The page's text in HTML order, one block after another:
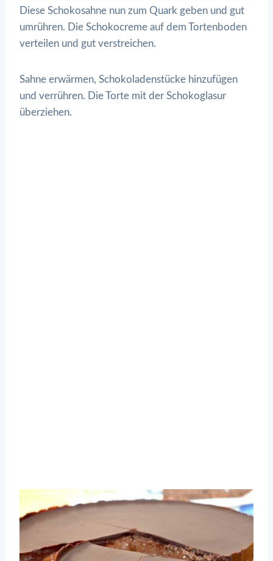
Diese Schokosahne nun zum Quark geben und gut
umrühren. Die Schokocreme auf dem Tortenboden
verteilen und gut verstreichen.
Sahne erwärmen, Schokoladenstücke hinzufügen
und verrühren. Die Torte mit der Schokoglasur
überziehen.